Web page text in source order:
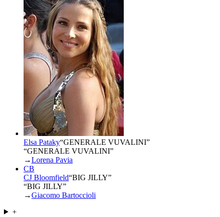
Elsa Pataky“GENERALE VUVALINI”
“GENERALE VUVALINI”
→Lorena Pavia
CB
CJ Bloomfield“BIG JILLY”
“BIG JILLY”
→Giacomo Bartoccioli
+